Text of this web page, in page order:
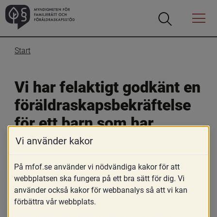
Öppna
Öppna
Menyn
Start
Vi har felaktigt godkänt en
föräldraskapsbekräftelse
för ett barn som har
kommit till genom en
assisterad befruktning på
en utländsk klinik. Hur kan
det rättas till?
Vi använder kakor
På mfof.se använder vi nödvändiga kakor för att
webbplatsen ska fungera på ett bra sätt för dig. Vi
använder också kakor för webbanalys så att vi kan
förbättra vår webbplats.